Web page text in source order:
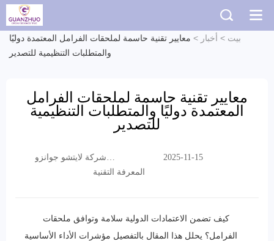
بيت > أخبار > معايير تقنية حاسمة لملحقات الفرامل المعتمدة دوليًا
والمتطلبات التنظيمية للتصدير
معايير تقنية حاسمة لملحقات الفرامل
المعتمدة دوليًا والمتطلبات التنظيمية
للتصدير
شركة لايتشو جوانزو
التجارية المحدودة
2025-11-15
المعرفة التقنية
كيف تضمن الاعتمادات الدولية سلامة وتوافق ملحقات
الفرامل؟ يحلل هذا المقال بالتفصيل مؤشرات الأداء الأساسية